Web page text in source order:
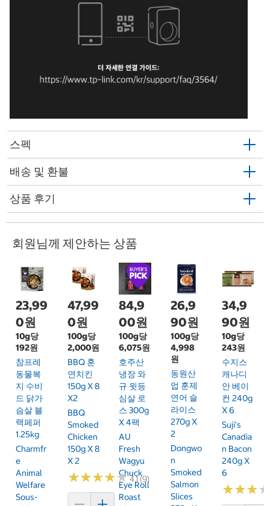
스펙
배송 및 환불
상품 후기
회원님께 제안하는 상품
23,99
0원
10g당
192원
참프레
동물복
지 수비
드 닭가
슴살 블
랙페퍼
1.25kg
Charmfr
E
Animal
Welfare
Sous-
47,99
0원
100g당
2,000원
BBQ 훈
연치킨
150g X 8
X2
BBQ
Smoked
Chicken
150g X 8
X 2
★★★★★
★★★★★4.1 (9)
84,9
00원
100g당
6,075원
호주산
냉장 와
규 윗등
심살 로
스 300g
X 4팩
AU
Fresh
Wagyu
Chuck
Eye Roll
Roast
26,9
90원
100g당
4,998
원
동원산
업 훈제
연어 슬
라이스
270g X
2
Dongwo
N
Smoked
Salmon
Slices
34,9
90원
10g당
243원
수지스
캐나디
안 베이
컨 240g
X 6
Suji's
Canadia
N Bacon
240g X
6
★★★
★★★